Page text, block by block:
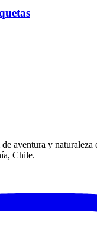
aventura y naturaleza
Chile.